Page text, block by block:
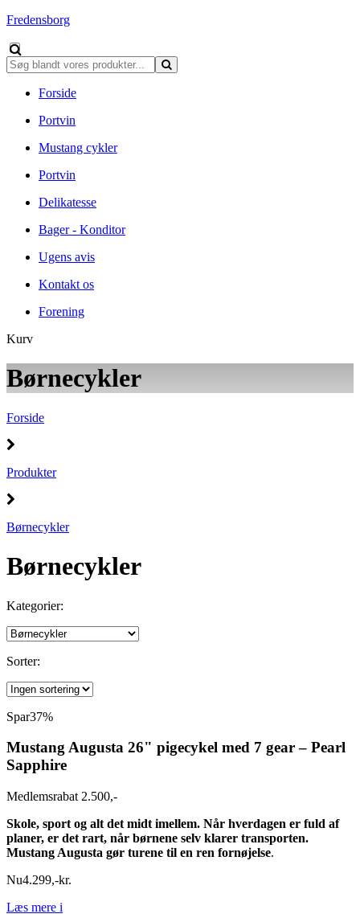
Fredensborg
Forside
Portvin
Mustang cykler
Portvin
Delikatesse
Bager - Konditor
Ugens avis
Kontakt os
Forening
Kurv
Børnecykler
Forside
Produkter
Børnecykler
Børnecykler
Kategorier:
Sorter:
Spar37%
Mustang Augusta 26" pigecykel med 7 gear – Pearl
Sapphire
Medlemsrabat 2.500,-
Skole, sport og alt det midt imellem. Når hverdagen er fuld af
planer, er det rart, når børnene selv klarer transporten.
Mustang Augusta gør turene til en ren fornøjelse.
Nu4.299,-kr.
Læs mere i